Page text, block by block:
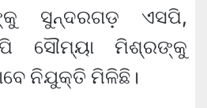
ସୁନ୍ଦରଗଡ଼ ଏସପି,
ସୌମ୍ୟା ମିଶ୍ରଙ୍କୁ
ନିଯୁକ୍ତି ମିଳିଛି।